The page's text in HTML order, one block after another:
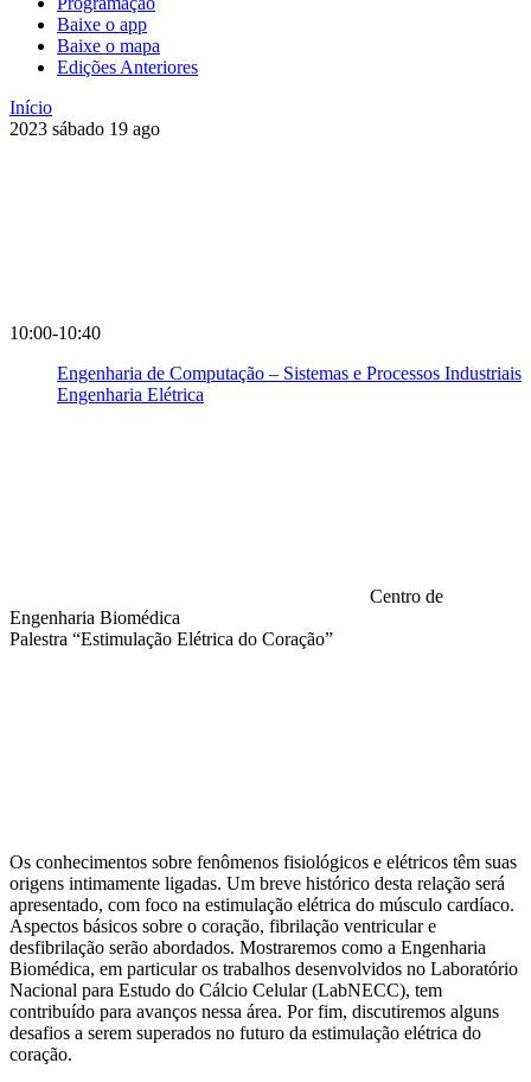
Baixe o app
Baixe o mapa
Edições Anteriores
Início
2023 sábado 19 ago
10:00-10:40
Engenharia de Computação – Sistemas e Processos Industriais
Engenharia Elétrica
Centro de
Engenharia Biomédica
Palestra “Estimulação Elétrica do Coração”
Os conhecimentos sobre fenômenos fisiológicos e elétricos têm suas
origens intimamente ligadas. Um breve histórico desta relação será
apresentado, com foco na estimulação elétrica do músculo cardíaco.
Aspectos básicos sobre o coração, fibrilação ventricular e
desfibrilação serão abordados. Mostraremos como a Engenharia
Biomédica, em particular os trabalhos desenvolvidos no Laboratório
Nacional para Estudo do Cálcio Celular (LabNECC), tem
contribuído para avanços nessa área. Por fim, discutiremos alguns
desafios a serem superados no futuro da estimulação elétrica do
coração.